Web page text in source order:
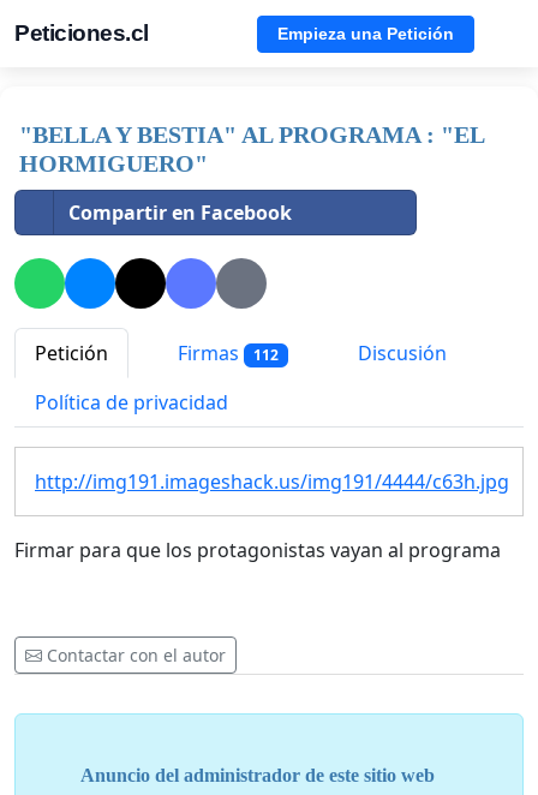
Peticiones.cl Empieza una Petición
"BELLA Y BESTIA" AL PROGRAMA : "EL
HORMIGUERO"
Compartir en Facebook
Petición Firmas 112
Discusión
Política de privacidad
http://img191.imageshack.us/img191/4444/c63h.jpg
Firmar para que los protagonistas vayan al programa
Contactar con el autor
Anuncio del administrador de este sitio web